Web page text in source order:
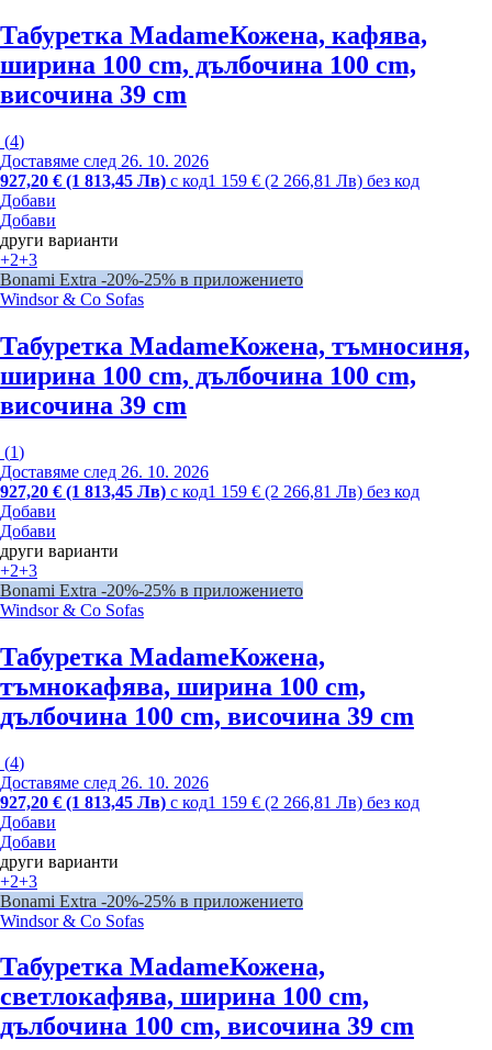
Табуретка MadameКожена, кафява,
ширина 100 cm, дълбочина 100 cm,
височина 39 cm
(4)
Доставяме след 26. 10. 2026
927,20 € (1 813,45 Лв) с код1 159 € (2 266,81 Лв) без код
Добави
Добави
други варианти
+2+3
Bonami Extra -20%-25% в приложението
Windsor & Co Sofas
Табуретка MadameКожена, тъмносиня,
ширина 100 cm, дълбочина 100 cm,
височина 39 cm
(1)
Доставяме след 26. 10. 2026
927,20 € (1 813,45 Лв) с код1 159 € (2 266,81 Лв) без код
Добави
Добави
други варианти
+2+3
Bonami Extra -20%-25% в приложението
Windsor & Co Sofas
Табуретка MadameКожена,
тъмнокафява, ширина 100 cm,
дълбочина 100 cm, височина 39 cm
(4)
Доставяме след 26. 10. 2026
927,20 € (1 813,45 Лв) с код1 159 € (2 266,81 Лв) без код
Добави
Добави
други варианти
+2+3
Bonami Extra -20%-25% в приложението
Windsor & Co Sofas
Табуретка MadameКожена,
светлокафява, ширина 100 cm,
дълбочина 100 cm, височина 39 cm